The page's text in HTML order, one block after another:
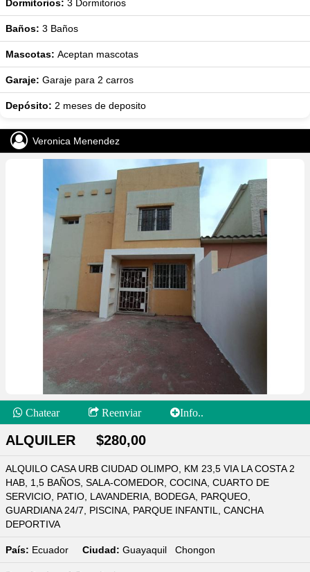
Dormitorios: 3 Dormitorios
Baños: 3 Baños
Mascotas: Aceptan mascotas
Garaje: Garaje para 2 carros
Depósito: 2 meses de deposito
Veronica Menendez
Chatear Reenviar Info..
ALQUILER $280,00
ALQUILO CASA URB CIUDAD OLIMPO, KM 23,5 VIA LA COSTA 2
HAB, 1,5 BAÑOS, SALA-COMEDOR, COCINA, CUARTO DE
SERVICIO, PATIO, LAVANDERIA, BODEGA, PARQUEO,
GUARDIANA 24/7, PISCINA, PARQUE INFANTIL, CANCHA
DEPORTIVA
País: Ecuador Ciudad: Guayaquil Chongon